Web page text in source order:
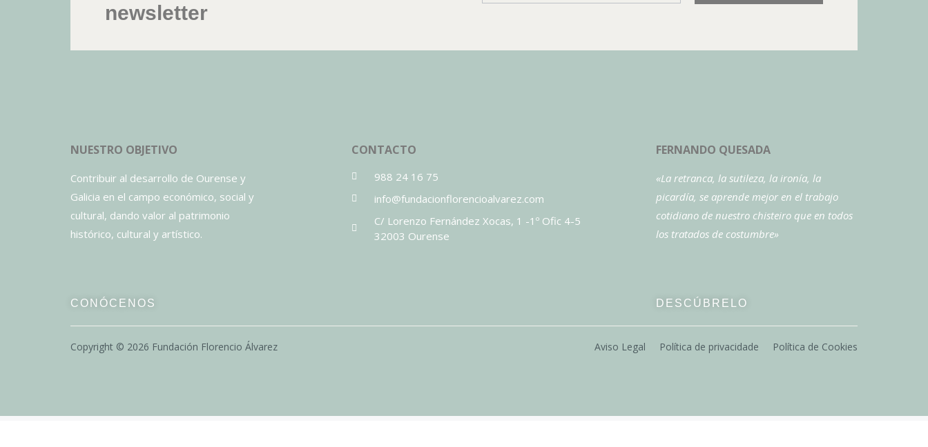
newsletter
NUESTRO OBJETIVO
Contribuir al desarrollo de Ourense y
Galicia en el campo económico, social y
cultural, dando valor al patrimonio
histórico, cultural y artístico.
CONÓCENOS
CONTACTO
988 24 16 75
info@fundacionflorencioalvarez.com
C/ Lorenzo Fernández Xocas, 1 -1º Ofic 4-5
32003 Ourense
FERNANDO QUESADA
«La retranca, la sutileza, la ironía, la
picardía, se aprende mejor en el trabajo
cotidiano de nuestro chisteiro que en todos
los tratados de costumbre»
DESCÚBRELO
Copyright © 2026 Fundación Florencio Álvarez Aviso Legal Política de privacidade Política de Cookies